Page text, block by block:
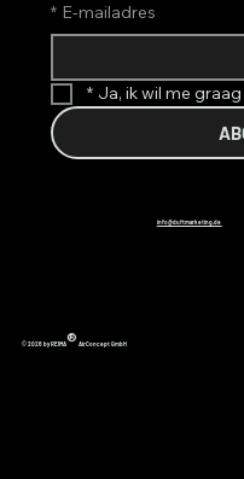
* E-mailadres
* Ja, ik wil me
info@duftmarketing.de
© 2026 by REIMA® AirConcept GmbH